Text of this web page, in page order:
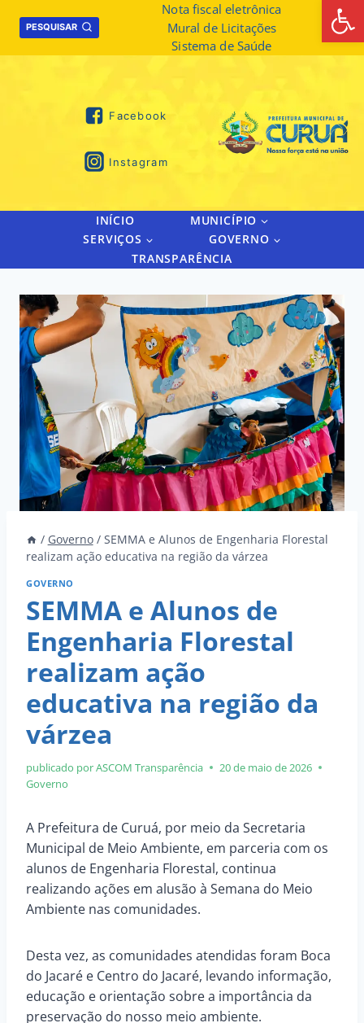
PESQUISAR
Nota fiscal eletrônica
Mural de Licitações
Sistema de Saúde
Facebook
Instagram
INÍCIO
MUNICÍPIO
SERVIÇOS
GOVERNO
TRANSPARÊNCIA
/ Governo / SEMMA e Alunos de Engenharia Florestal
realizam ação educativa na região da várzea
GOVERNO
SEMMA e Alunos de
Engenharia Florestal
realizam ação
educativa na região da
várzea
publicado por ASCOM Transparência
20 de maio de 2026
Governo
A Prefeitura de Curuá, por meio da Secretaria
Municipal de Meio Ambiente, em parceria com os
alunos de Engenharia Florestal, continua
realizando ações em alusão à Semana do Meio
Ambiente nas comunidades.
Desta vez, as comunidades atendidas foram Boca
do Jacaré e Centro do Jacaré, levando informação,
educação e orientação sobre a importância da
preservação do nosso meio ambiente.